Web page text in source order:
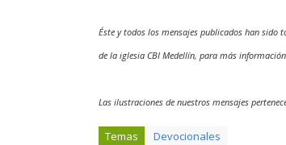
Éste y todos los mensajes publicados han sido
de la iglesia CBI Medellín, para más información
Las ilustraciones de nuestros mensajes
Temas Devocionales